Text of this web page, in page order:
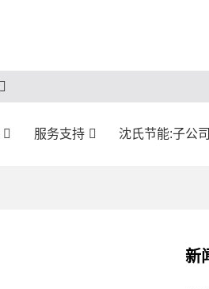
服务支持 沈氏节能:子公司
新